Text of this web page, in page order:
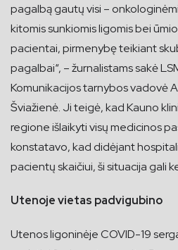
pagalbą gautų visi –
kitomis sunkiomis ligomis bei
pacientai, pirmenybę teikiant
pagalbai“, – žurnalistams sakė
Komunikacijos tarnybos vadovė
Šviažienė. Ji teigė, kad Kauno
regione išlaikyti visų medicinos
konstatavo, kad didėjant
pacientų skaičiui, ši situacija gali
Utenoje vietas padvigubino
Utenos ligoninėje COVID-19